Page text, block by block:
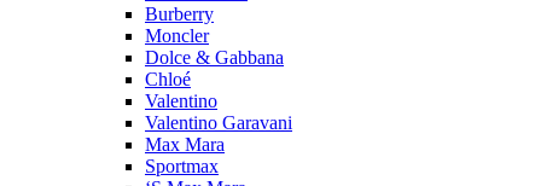
Burberry
Moncler
Dolce & Gabbana
Chloé
Valentino
Valentino Garavani
Max Mara
Sportmax